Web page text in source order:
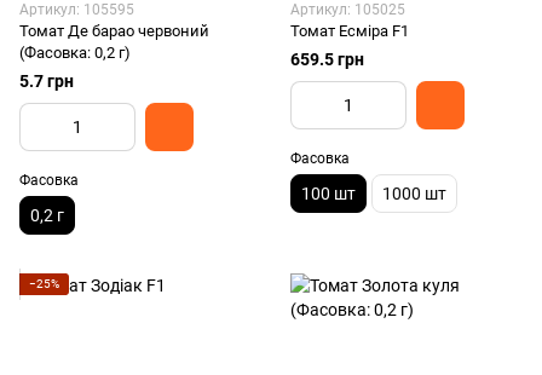
Артикул: 105595
Томат Де барао червоний
(Фасовка: 0,2 г)
5.7 грн
Фасовка
0,2 г
Артикул: 105025
Томат Есміра F1
659.5 грн
Фасовка
100 шт 1000 шт
−25%